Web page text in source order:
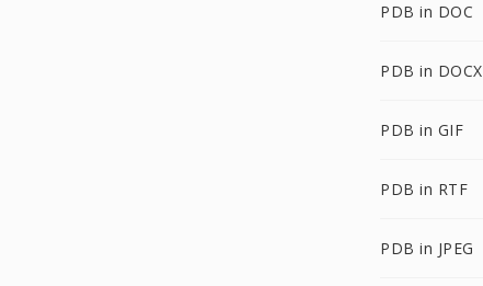
PDB in DOC
PDB in DOCX
PDB in GIF
PDB in RTF
PDB in JPEG